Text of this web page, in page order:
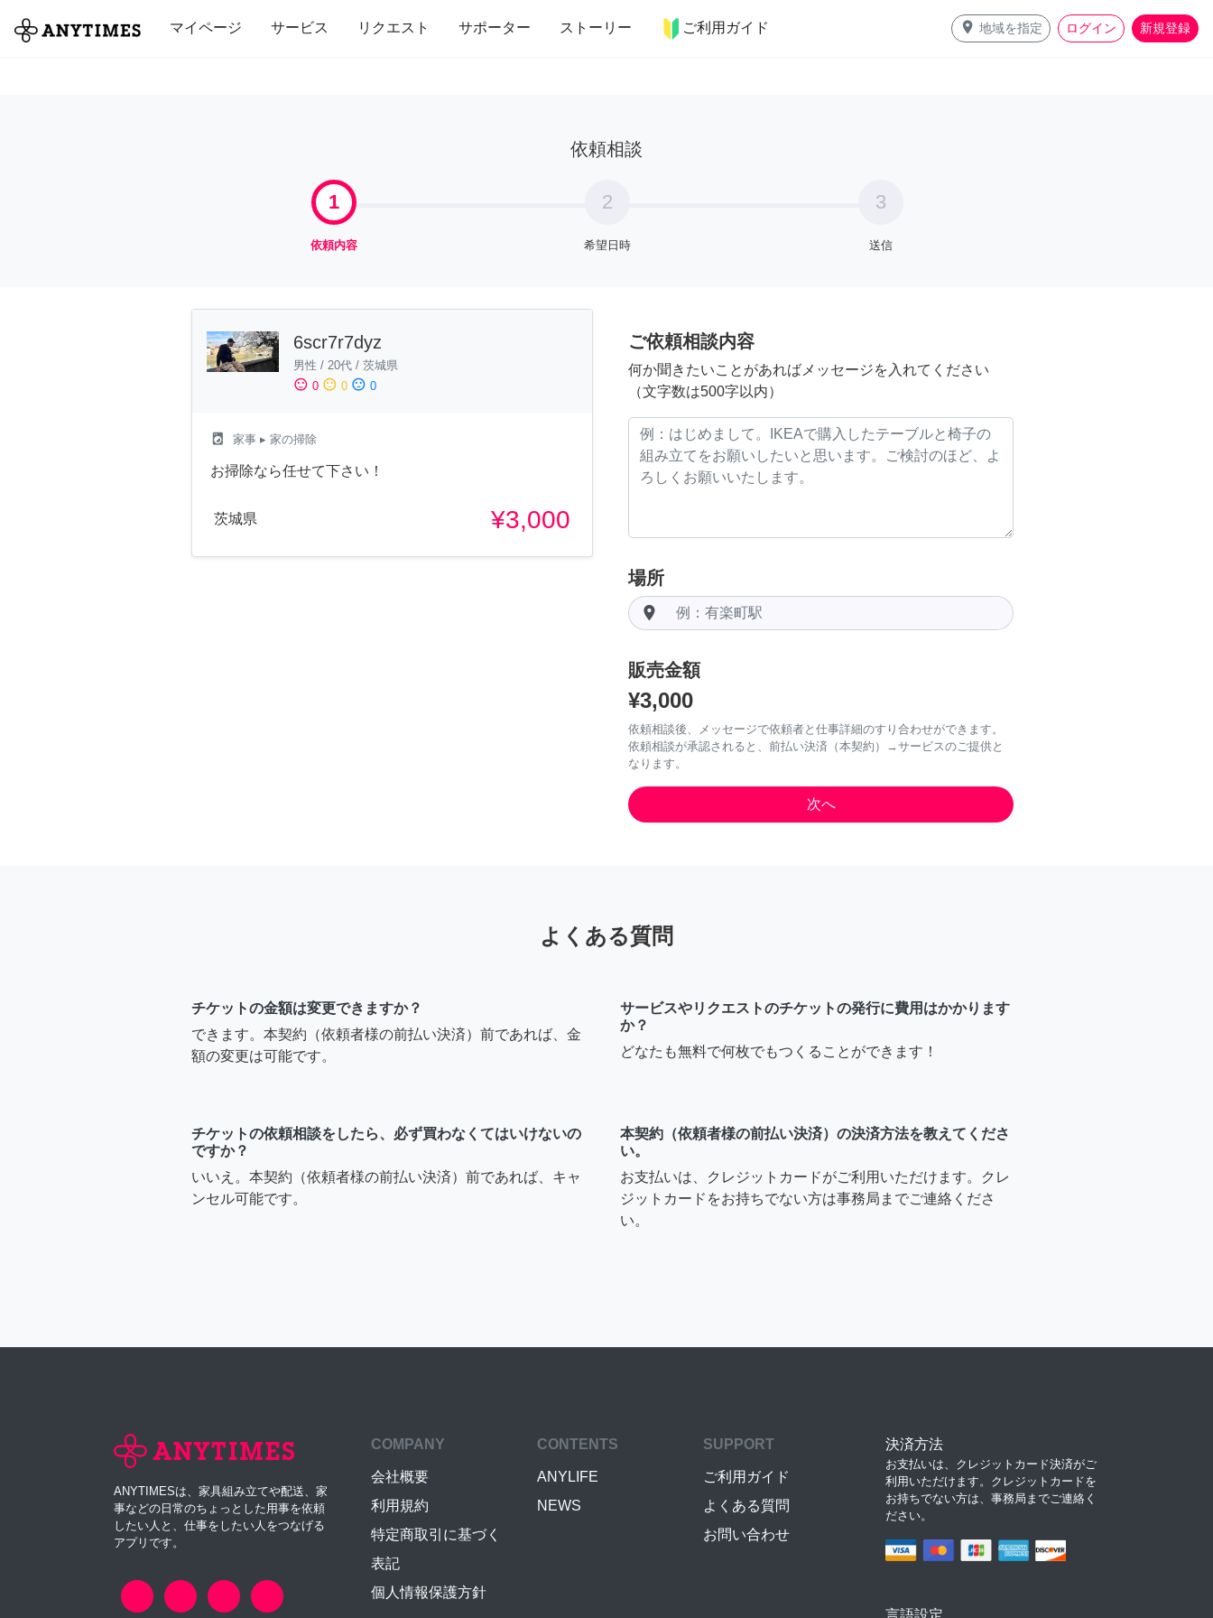
マイページ サービス リクエスト サポーター ストーリー ご利用ガイド place 地域を指定 ログイン 新規登録
全て 修理・組立 家事 引っ越し インテリア 趣味・習い事 ペット 料理
依頼相談
1
依頼内容
2
希望日時
3
送信
6scr7r7dyz
男性 / 20代 / 茨城県
sentiment_satisfied 0 sentiment_neutral 0 sentiment_dissatisfied 0
local_laundry_service 家事 ▸ 家の掃除
お掃除なら任せて下さい！
茨城県 ¥3,000
ご依頼相談内容
何か聞きたいことがあればメッセージを入れてください
（文字数は500字以内）
場所
room
販売金額
¥3,000
依頼相談後、メッセージで依頼者と仕事詳細のすり合わせができます。
依頼相談が承認されると、前払い決済（本契約）→サービスのご提供と
なります。
よくある質問
チケットの金額は変更できますか？
できます。本契約（依頼者様の前払い決済）前であれば、金
額の変更は可能です。
サービスやリクエストのチケットの発行に費用はかかります
か？
どなたも無料で何枚でもつくることができます！
チケットの依頼相談をしたら、必ず買わなくてはいけないの
ですか？
いいえ。本契約（依頼者様の前払い決済）前であれば、キャ
ンセル可能です。
本契約（依頼者様の前払い決済）の決済方法を教えてくださ
い。
お支払いは、クレジットカードがご利用いただけます。クレ
ジットカードをお持ちでない方は事務局までご連絡くださ
い。
ANYTIMESは、家具組み立てや配送、家
事などの日常のちょっとした用事を依頼
したい人と、仕事をしたい人をつなげる
アプリです。
COMPANY
会社概要
利用規約
特定商取引に基づく
表記
個人情報保護方針
CONTENTS
ANYLIFE
NEWS
SUPPORT
ご利用ガイド
よくある質問
お問い合わせ
決済方法
お支払いは、クレジットカード決済がご
利用いただけます。クレジットカードを
お持ちでない方は、事務局までご連絡く
ださい。
言語設定